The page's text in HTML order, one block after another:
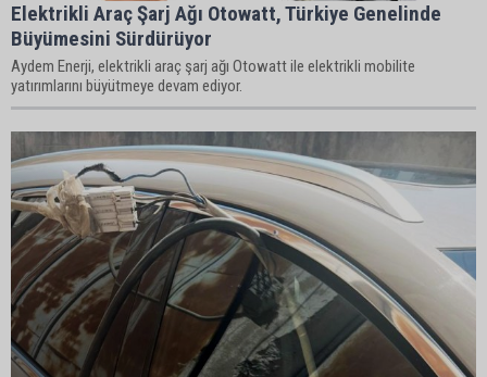
Elektrikli Araç Şarj Ağı Otowatt, Türkiye Genelinde
Büyümesini Sürdürüyor
Aydem Enerji, elektrikli araç şarj ağı Otowatt ile elektrikli mobilite
yatırımlarını büyütmeye devam ediyor.